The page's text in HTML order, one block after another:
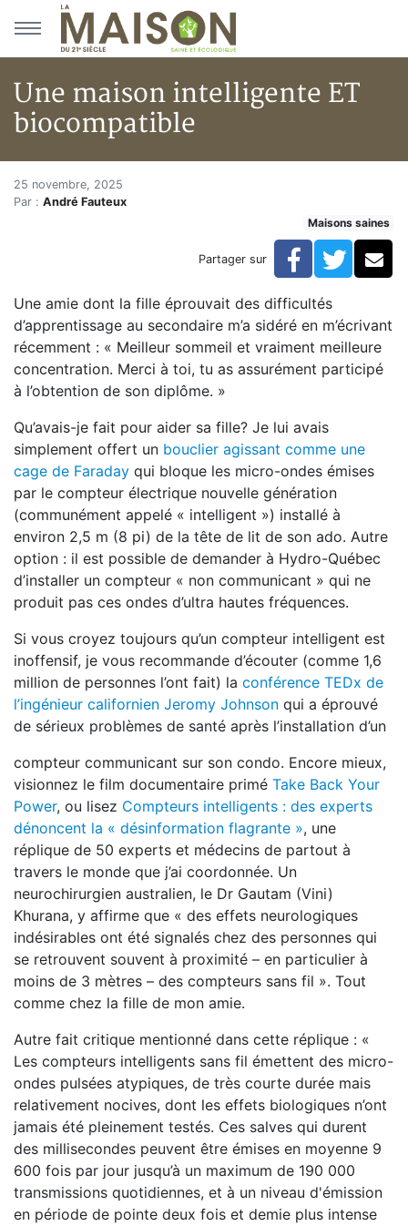
Aller au menu principal
Aller au contenu principal
Une maison intelligente ET
biocompatible
Accueil
Articles
Hypersensibilités environnementales
Une maison intelligente ET biocompatible
Une maison intelligente ET
25 novembre, 2025
Par : André Fauteux
Maisons saines
Partager sur Facebook
Une amie dont la fille éprouvait des difficultés
d’apprentissage au secondaire m’a sidéré en m’écrivant
récemment : « Meilleur sommeil et vraiment meilleure
concentration. Merci à toi, tu as assurément participé
à l’obtention de son diplôme. »
Qu’avais-je fait pour aider sa fille? Je lui avais
simplement offert un bouclier agissant comme une
cage de Faraday qui bloque les micro-ondes émises
par le compteur électrique nouvelle génération
(communément appelé « intelligent ») installé à
environ 2,5 m (8 pi) de la tête de lit de son ado. Autre
option : il est possible de demander à Hydro-Québec
d’installer un compteur « non communicant » qui ne
produit pas ces ondes d’ultra hautes fréquences.
Si vous croyez toujours qu’un compteur intelligent est
inoffensif, je vous recommande d’écouter (comme 1,6
million de personnes l’ont fait) la conférence TEDx de
l’ingénieur californien Jeromy Johnson qui a éprouvé
de sérieux problèmes de santé après l’installation d’un
compteur communicant sur son condo. Encore mieux,
visionnez le film documentaire primé Take Back Your
Power, ou lisez Compteurs intelligents : des experts
dénoncent la « désinformation flagrante », une
réplique de 50 experts et médecins de partout à
travers le monde que j’ai coordonnée. Un
neurochirurgien australien, le Dr Gautam (Vini)
Khurana, y affirme que « des effets neurologiques
indésirables ont été signalés chez des personnes qui
se retrouvent souvent à proximité – en particulier à
moins de 3 mètres – des compteurs sans fil ». Tout
comme chez la fille de mon amie.
Autre fait critique mentionné dans cette réplique : «
Les compteurs intelligents sans fil émettent des micro-
ondes pulsées atypiques, de très courte durée mais
relativement nocives, dont les effets biologiques n’ont
jamais été pleinement testés. Ces salves qui durent
des millisecondes peuvent être émises en moyenne 9
600 fois par jour jusqu’à un maximum de 190 000
transmissions quotidiennes, et à un niveau d'émission
en période de pointe deux fois et demie plus intense